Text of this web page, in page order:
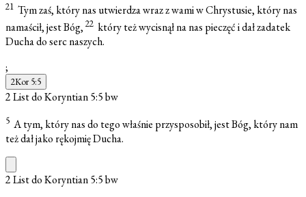
21 Tym zaś, który nas utwierdza wraz z wami w Chrystusie, który nas
namaścił, jest Bóg, 22 który też wycisnął na nas pieczęć i dał zadatek
Ducha do serc naszych.
;
2Kor 5:5
2 List do Koryntian 5:5bw
5 A tym, który nas do tego właśnie przysposobił, jest Bóg, który nam
też dał jako rękojmię Ducha.
2 List do Koryntian 5:5bw